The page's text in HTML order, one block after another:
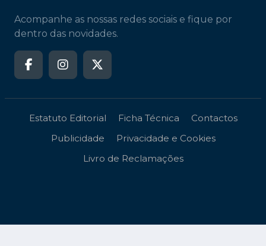
Acompanhe as nossas redes sociais e fique por
dentro das novidades.
Estatuto Editorial Ficha Técnica
Contactos
Publicidade
Privacidade e Cookies
Livro de Reclamações